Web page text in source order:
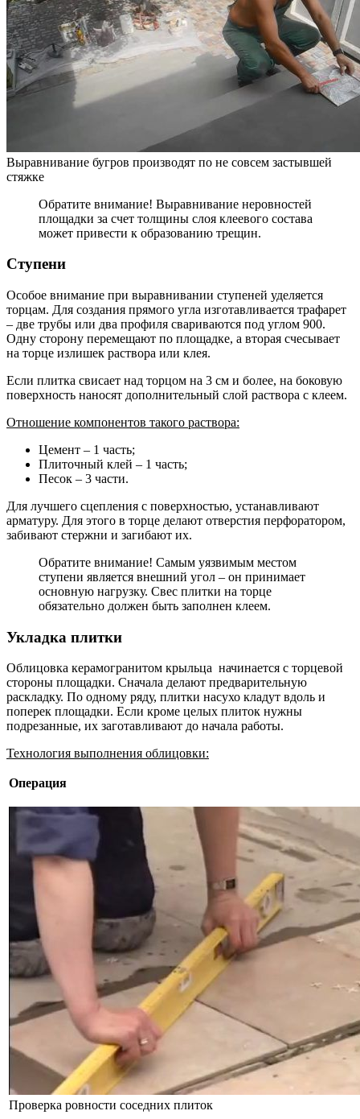
Выравнивание бугров производят по не совсем застывшей
стяжке
Обратите внимание! Выравнивание неровностей
площадки за счет толщины слоя клеевого состава
может привести к образованию трещин.
Ступени
Особое внимание при выравнивании ступеней уделяется
торцам. Для создания прямого угла изготавливается трафарет
– две трубы или два профиля свариваются под углом 900.
Одну сторону перемещают по площадке, а вторая счесывает
на торце излишек раствора или клея.
Если плитка свисает над торцом на 3 см и более, на боковую
поверхность наносят дополнительный слой раствора с клеем.
Отношение компонентов такого раствора:
Цемент – 1 часть;
Плиточный клей – 1 часть;
Песок – 3 части.
Для лучшего сцепления с поверхностью, устанавливают
арматуру. Для этого в торце делают отверстия перфоратором,
забивают стержни и загибают их.
Обратите внимание! Самым уязвимым местом
ступени является внешний угол – он принимает
основную нагрузку. Свес плитки на торце
обязательно должен быть заполнен клеем.
Укладка плитки
Облицовка керамогранитом крыльца начинается с торцевой
стороны площадки. Сначала делают предварительную
раскладку. По одному ряду, плитки насухо кладут вдоль и
поперек площадки. Если кроме целых плиток нужны
подрезанные, их заготавливают до начала работы.
Технология выполнения облицовки:
Операция
Проверка ровности соседних плиток